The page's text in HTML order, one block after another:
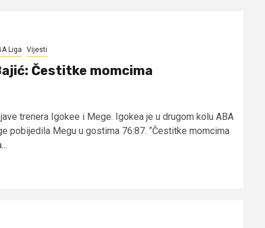
Liga Vijesti
Čestitke momcima
trenera Igokee i Mege. Igokea je u drugom kolu ABA
pobijedila Megu u gostima 76:87. “Čestitke momcima